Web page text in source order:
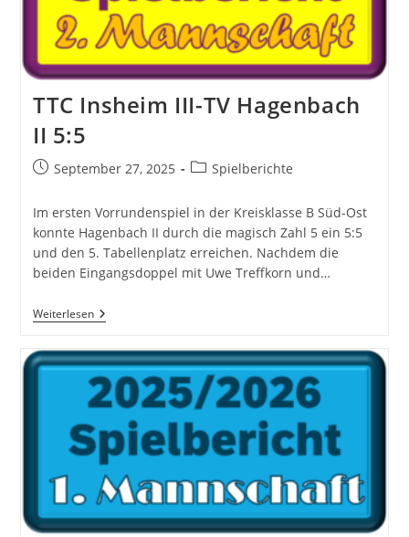
TTC Insheim III-TV Hagenbach
II 5:5
BeitragSeptember 27, 2025
Beitrags-
Spielberichte
Im ersten Vorrundenspiel in der Kreisklasse B Süd-Ost
konnte Hagenbach II durch die magisch Zahl 5 ein 5:5
und den 5. Tabellenplatz erreichen. Nachdem die
beiden Eingangsdoppel mit Uwe Treffkorn und…
WeiterlesenTTC
Insheim
TV
Hagenbach
II
5:5